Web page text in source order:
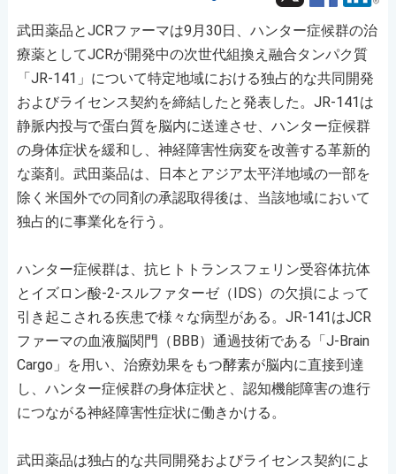
武田薬品とJCRファーマは9月30日、ハンター症候群の治
療薬としてJCRが開発中の次世代組換え融合タンパク質
「JR-141」について特定地域における独占的な共同開発
およびライセンス契約を締結したと発表した。JR-141は
静脈内投与で蛋白質を脳内に送達させ、ハンター症候群
の身体症状を緩和し、神経障害性病変を改善する革新的
な薬剤。武田薬品は、日本とアジア太平洋地域の一部を
除く米国外での同剤の承認取得後は、当該地域において
独占的に事業化を行う。
ハンター症候群は、抗ヒトトランスフェリン受容体抗体
とイズロン酸-2-スルファターゼ（IDS）の欠損によって
引き起こされる疾患で様々な病型がある。JR-141はJCR
ファーマの血液脳関門（BBB）通過技術である「J-Brain
Cargo」を用い、治療効果をもつ酵素が脳内に直接到達
し、ハンター症候群の身体症状と、認知機能障害の進行
につながる神経障害性症状に働きかける。
武田薬品は独占的な共同開発およびライセンス契約によ